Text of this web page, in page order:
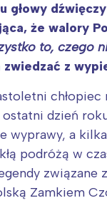
głowy
że walory
to, czego
z
dzień
wyprawy, a
podróżą w
Zamkiem